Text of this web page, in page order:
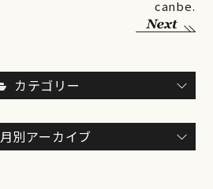
canbe.
カテゴリー
月別アーカイブ